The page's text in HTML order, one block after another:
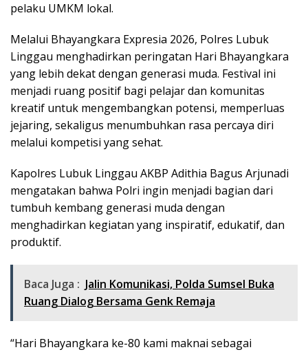
pelaku UMKM lokal.
Melalui Bhayangkara Expresia 2026, Polres Lubuk
Linggau menghadirkan peringatan Hari Bhayangkara
yang lebih dekat dengan generasi muda. Festival ini
menjadi ruang positif bagi pelajar dan komunitas
kreatif untuk mengembangkan potensi, memperluas
jejaring, sekaligus menumbuhkan rasa percaya diri
melalui kompetisi yang sehat.
Kapolres Lubuk Linggau AKBP Adithia Bagus Arjunadi
mengatakan bahwa Polri ingin menjadi bagian dari
tumbuh kembang generasi muda dengan
menghadirkan kegiatan yang inspiratif, edukatif, dan
produktif.
Baca Juga : Jalin Komunikasi, Polda Sumsel Buka
Ruang Dialog Bersama Genk Remaja
“Hari Bhayangkara ke-80 kami maknai sebagai